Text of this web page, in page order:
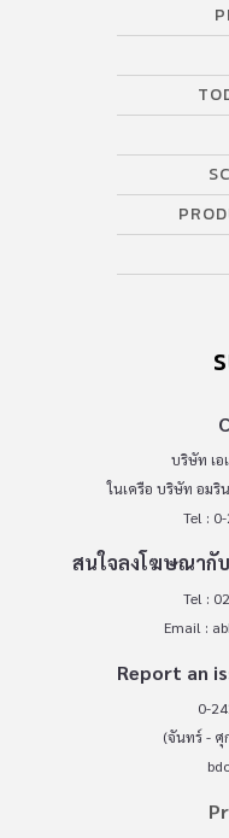
บริษัท เอ
ในเครือ บริษัท อมริ
Tel :
สนใจลงโฆษณากับ
Tel :
Email :
Report an
0-
(จันทร์ - ศุ